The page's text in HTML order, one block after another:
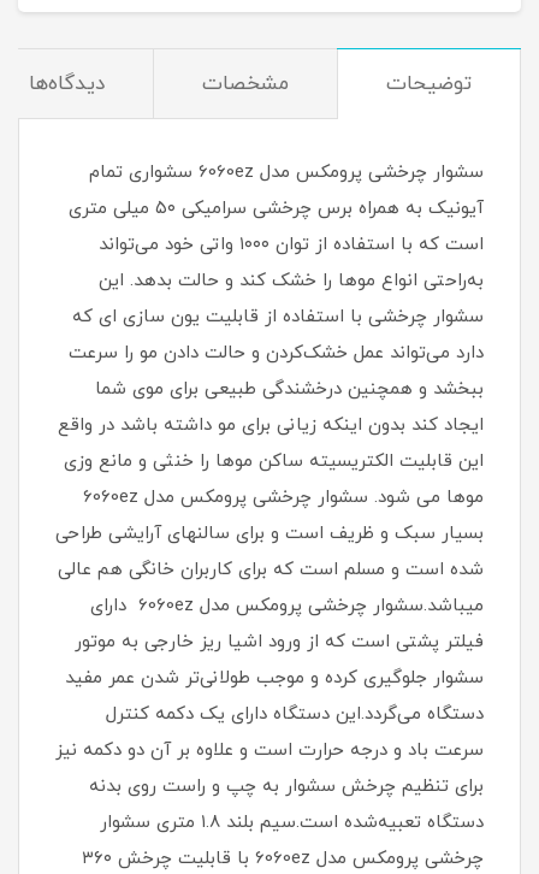
توضیحات مشخصات دیدگاه‌ها
سشوار چرخشی پرومکس مدل 6060ez سشواری تمام
آیونیک به همراه برس چرخشی سرامیکی ۵۰ میلی متری
است که با استفاده از توان ۱۰۰۰ واتی خود می‌تواند
به‌راحتی انواع موها را خشک کند و حالت بدهد. این
سشوار چرخشی با استفاده از قابلیت یون سازی ای که
دارد می‌تواند عمل خشک‌کردن و حالت دادن مو را سرعت
ببخشد و همچنین درخشندگی طبیعی برای موی شما
ایجاد کند بدون اینکه زیانی برای مو داشته باشد در واقع
این قابلیت الکتریسیته ساکن موها را خنثی و مانع وزی
موها می شود. سشوار چرخشی پرومکس مدل 6060ez
بسیار سبک و ظریف است و برای سالنهای آرایشی طراحی
شده است و مسلم است که برای کاربران خانگی هم عالی
میباشد.سشوار چرخشی پرومکس مدل 6060ez دارای
فیلتر پشتی است که از ورود اشیا ریز خارجی به موتور
سشوار جلوگیری کرده و موجب طولانی‌تر شدن عمر مفید
دستگاه می‌گردد.این دستگاه دارای یک دکمه کنترل
سرعت باد و درجه حرارت است و علاوه بر آن دو دکمه نیز
برای تنظیم چرخش سشوار به چپ و راست روی بدنه
دستگاه تعبیه‌شده است.سیم بلند ۱.۸ متری سشوار
چرخشی پرومکس مدل 6060ez با قابلیت چرخش ۳۶۰